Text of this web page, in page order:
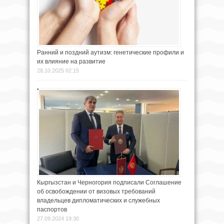
Ранний и поздний аутизм: генетические профили и
их влияние на развитие
28.10.2025 02:15
Кыргызстан и Черногория подписали Соглашение
об освобождении от визовых требований
владельцев дипломатических и служебных
паспортов
27.09.2024 19:30